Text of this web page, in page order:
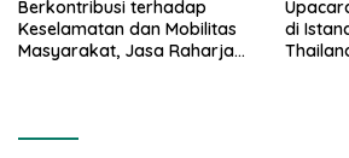
Berkontribusi terhadap
Keselamatan dan Mobilitas
Masyarakat, Jasa Raharja
di